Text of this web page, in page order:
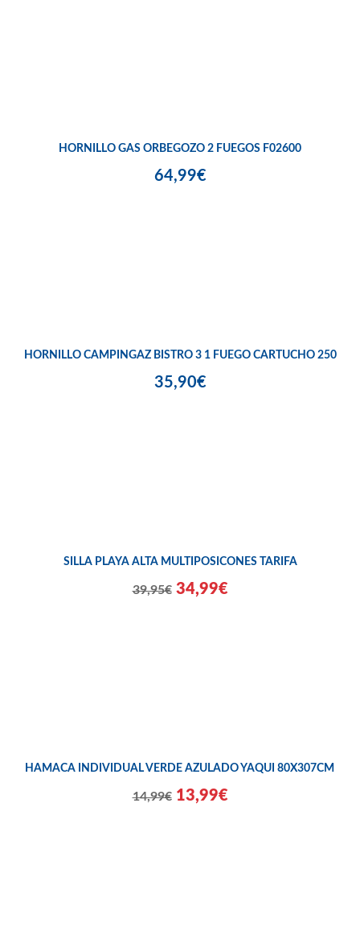
HORNILLO GAS ORBEGOZO 2 FUEGOS F02600
64,99€
HORNILLO CAMPINGAZ BISTRO 3 1 FUEGO CARTUCHO 250
35,90€
SILLA PLAYA ALTA MULTIPOSICONES TARIFA
39,95€ 34,99€
HAMACA INDIVIDUAL VERDE AZULADO YAQUI 80X307CM
14,99€ 13,99€